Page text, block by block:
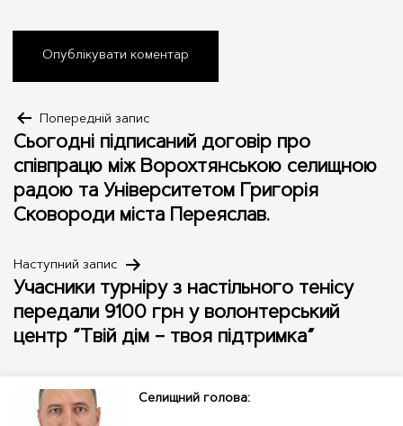
Навігація
записів
Попередній запис
Сьогодні підписаний договір про
співпрацю між Ворохтянською селищною
радою та Університетом Григорія
Сковороди міста Переяслав.
Наступний запис
Учасники турніру з настільного тенісу
передали 9100 грн у волонтерський
центр “Твій дім – твоя підтримка”
Cелищний голова: